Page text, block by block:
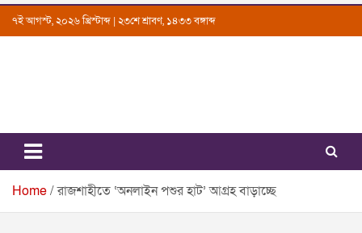
Skip৭ই আগস্ট, ২০২৬ খ্রিস্টাব্দ | ২৩শে শ্রাবণ, ১৪৩৩ বঙ্গাব্দ
Uttarkantho
News Portal
Home রাজশাহীতে ‘অনলাইন পশুর হাট’ আগ্রহ বাড়াচ্ছে